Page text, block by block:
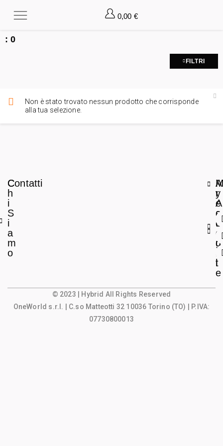
0,00 €
:0
FILTRI
Non è stato trovato nessun prodotto che corrisponde
alla tua selezione.
C
h
i
S
i
a
m
o
Contatti
A
r
e
a
L
e
g
l
e
y
A
c
c
o
u
t
© 2023 | Hybrid All Rights Reserved
OneWorld s.r.l.
| C.so Matteotti 32 10036 Torino (TO) | P.IVA:
07730800013